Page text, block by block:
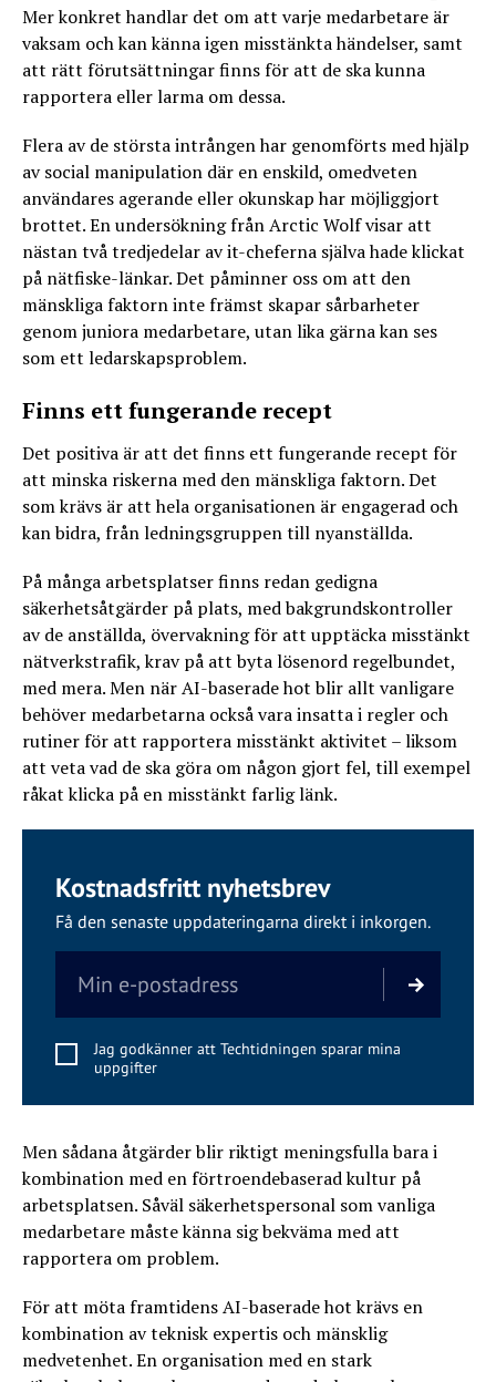
Mer konkret handlar det om att varje medarbetare är
vaksam och kan känna igen misstänkta händelser, samt
att rätt förutsättningar finns för att de ska kunna
rapportera eller larma om dessa.
Flera av de största intrången har genomförts med hjälp
av social manipulation där en enskild, omedveten
användares agerande eller okunskap har möjliggjort
brottet. En undersökning från Arctic Wolf visar att
nästan två tredjedelar av it-cheferna själva hade klickat
på nätfiske-länkar. Det påminner oss om att den
mänskliga faktorn inte främst skapar sårbarheter
genom juniora medarbetare, utan lika gärna kan ses
som ett ledarskapsproblem.
Finns ett fungerande recept
Det positiva är att det finns ett fungerande recept för
att minska riskerna med den mänskliga faktorn. Det
som krävs är att hela organisationen är engagerad och
kan bidra, från ledningsgruppen till nyanställda.
På många arbetsplatser finns redan gedigna
säkerhetsåtgärder på plats, med bakgrundskontroller
av de anställda, övervakning för att upptäcka misstänkt
nätverkstrafik, krav på att byta lösenord regelbundet,
med mera. Men när AI-baserade hot blir allt vanligare
behöver medarbetarna också vara insatta i regler och
rutiner för att rapportera misstänkt aktivitet – liksom
att veta vad de ska göra om någon gjort fel, till exempel
råkat klicka på en misstänkt farlig länk.
Kostnadsfritt nyhetsbrev
Få den senaste uppdateringarna direkt i inkorgen.
Jag godkänner att Techtidningen sparar mina
uppgifter
Men sådana åtgärder blir riktigt meningsfulla bara i
kombination med en förtroendebaserad kultur på
arbetsplatsen. Såväl säkerhetspersonal som vanliga
medarbetare måste känna sig bekväma med att
rapportera om problem.
För att möta framtidens AI-baserade hot krävs en
kombination av teknisk expertis och mänsklig
medvetenhet. En organisation med en stark